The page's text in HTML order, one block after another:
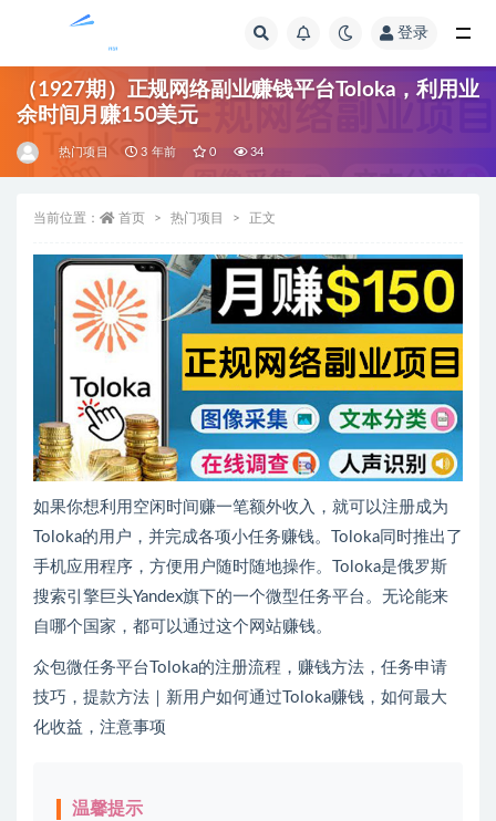
登录
（1927期）正规网络副业赚钱平台Toloka，利用业
余时间月赚150美元
热门项目 3 年前 0 34
当前位置： 首页 热门项目 正文
如果你想利用空闲时间赚一笔额外收入，就可以注册成为
Toloka的用户，并完成各项小任务赚钱。Toloka同时推出了
手机应用程序，方便用户随时随地操作。Toloka是俄罗斯
搜索引擎巨头Yandex旗下的一个微型任务平台。无论能来
自哪个国家，都可以通过这个网站赚钱。
众包微任务平台Toloka的注册流程，赚钱方法，任务申请
技巧，提款方法｜新用户如何通过Toloka赚钱，如何最大
化收益，注意事项
温馨提示